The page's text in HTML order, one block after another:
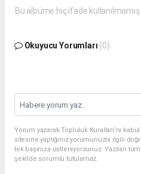
Bu albüme hiç ifade
Okuyucu Yorumları (0)
Yorum yazarak Topluluk Kuralları’nı
sitesine yaptığınız yorumunuzla ilgili
tek başınıza üstleniyorsunuz. Yazılan
şekilde sorumlu tutulamaz.